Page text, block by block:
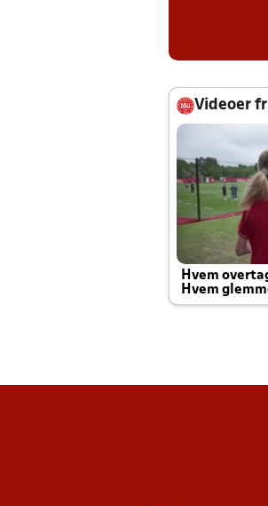
Videoer
Hvem
Hvem
Joachim